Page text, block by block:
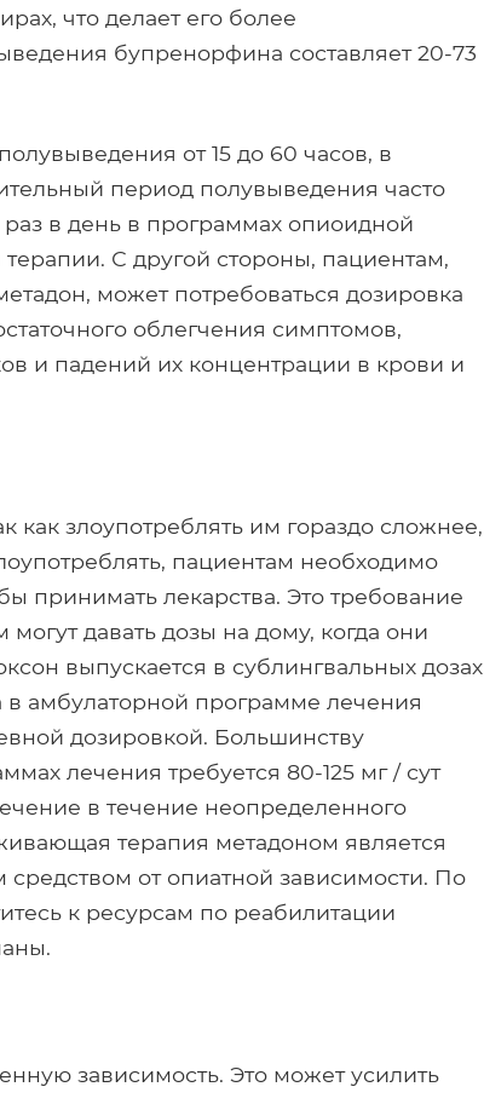
что делает его более
бупренорфина составляет 20-73
от 15 до 60 часов, в
период полувыведения часто
в день в программах опиоидной
С другой стороны, пациентам,
может потребоваться дозировка
облегчения симптомов,
и падений их концентрации в крови и
как злоупотреблять им гораздо сложнее,
пациентам необходимо
принимать лекарства. Это требование
давать дозы на дому, когда они
выпускается в сублингвальных дозах
амбулаторной программе лечения
дозировкой. Большинству
лечения требуется 80-125 мг / сут
в течение неопределенного
терапия метадоном является
от опиатной зависимости. По
к ресурсам по реабилитации
зависимость. Это может усилить